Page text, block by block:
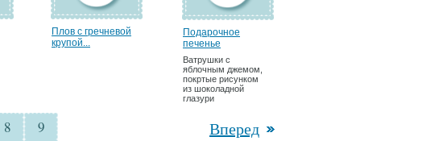
Плов с гречневой
крупой...
Подарочное
печенье
Ватрушки с
яблочным джемом,
покртые рисунком
из шоколадной
глазури
8 9 Вперед